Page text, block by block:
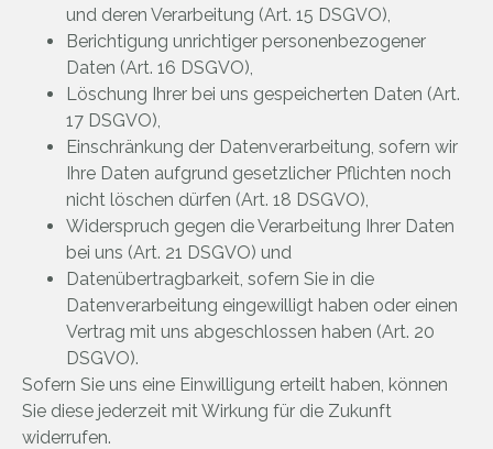
und deren Verarbeitung (Art. 15 DSGVO),
Berichtigung unrichtiger personenbezogener
Daten (Art. 16 DSGVO),
Löschung Ihrer bei uns gespeicherten Daten (Art.
17 DSGVO),
Einschränkung der Datenverarbeitung, sofern wir
Ihre Daten aufgrund gesetzlicher Pflichten noch
nicht löschen dürfen (Art. 18 DSGVO),
Widerspruch gegen die Verarbeitung Ihrer Daten
bei uns (Art. 21 DSGVO) und
Datenübertragbarkeit, sofern Sie in die
Datenverarbeitung eingewilligt haben oder einen
Vertrag mit uns abgeschlossen haben (Art. 20
DSGVO).
Sofern Sie uns eine Einwilligung erteilt haben, können
Sie diese jederzeit mit Wirkung für die Zukunft
widerrufen.